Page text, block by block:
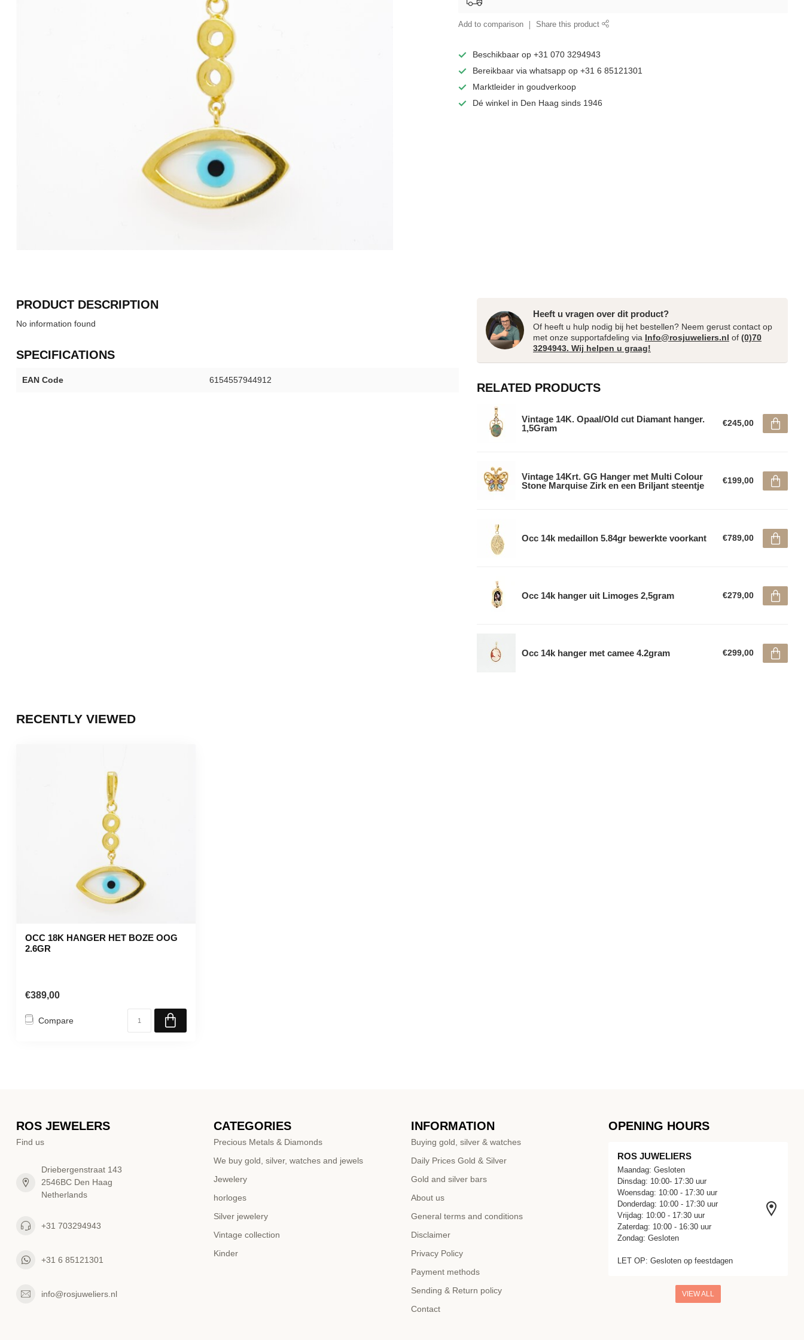
Add to comparison Share this product
Beschikbaar op +31 070 3294943
Bereikbaar via whatsapp op +31 6 85121301
Marktleider in goudverkoop
Dé winkel in Den Haag sinds 1946
PRODUCT DESCRIPTION
No information found
SPECIFICATIONS
EAN Code 6154557944912
Heeft u vragen over dit product?
Of heeft u hulp nodig bij het bestellen? Neem gerust contact op
met onze supportafdeling via Info@rosjuweliers.nl of (0)70
3294943. Wij helpen u graag!
RELATED PRODUCTS
Vintage 14K. Opaal/Old cut Diamant hanger.
1,5Gram
€245,00
Vintage 14Krt. GG Hanger met Multi Colour
Stone Marquise Zirk en een Briljant steentje
€199,00
Occ 14k medaillon 5.84gr bewerkte voorkant €789,00
Occ 14k hanger uit Limoges 2,5gram €279,00
Occ 14k hanger met camee 4.2gram €299,00
RECENTLY VIEWED
OCC 18K HANGER HET BOZE OOG
2.6GR
€389,00
Compare
ROS JEWELERS
Find us
Driebergenstraat 143
2546BC Den Haag
Netherlands
+31 703294943
+31 6 85121301
info@rosjuweliers.nl
CATEGORIES
Precious Metals & Diamonds
We buy gold, silver, watches and jewels
Jewelery
horloges
Silver jewelery
Vintage collection
Kinder
INFORMATION
Buying gold, silver & watches
Daily Prices Gold & Silver
Gold and silver bars
About us
General terms and conditions
Disclaimer
Privacy Policy
Payment methods
Sending & Return policy
Contact
OPENING HOURS
ROS JUWELIERS
Maandag: Gesloten
Dinsdag: 10:00- 17:30 uur
Woensdag: 10:00 - 17:30 uur
Donderdag: 10:00 - 17:30 uur
Vrijdag: 10:00 - 17:30 uur
Zaterdag: 10:00 - 16:30 uur
Zondag: Gesloten
LET OP: Gesloten op feestdagen
VIEW ALL